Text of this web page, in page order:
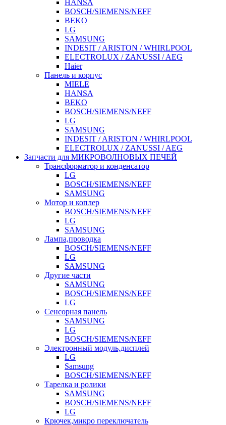
HANSA
BOSCH/SIEMENS/NEFF
BEKO
LG
SAMSUNG
INDESIT / ARISTON / WHIRLPOOL
ELECTROLUX / ZANUSSI / AEG
Haier
Панель и корпус
MIELE
HANSA
BEKO
BOSCH/SIEMENS/NEFF
LG
SAMSUNG
INDESIT / ARISTON / WHIRLPOOL
ELECTROLUX / ZANUSSI / AEG
Запчасти для МИКРОВОЛНОВЫХ ПЕЧЕЙ
Трансформатор и конденсатор
LG
BOSCH/SIEMENS/NEFF
SAMSUNG
Мотор и коплер
BOSCH/SIEMENS/NEFF
LG
SAMSUNG
Лампа,проводка
BOSCH/SIEMENS/NEFF
LG
SAMSUNG
Другие части
SAMSUNG
BOSCH/SIEMENS/NEFF
LG
Сенсорная панель
SAMSUNG
LG
BOSCH/SIEMENS/NEFF
Электронный модуль,дисплей
LG
Samsung
BOSCH/SIEMENS/NEFF
Тарелка и ролики
SAMSUNG
BOSCH/SIEMENS/NEFF
LG
Крючек,микро переключатель